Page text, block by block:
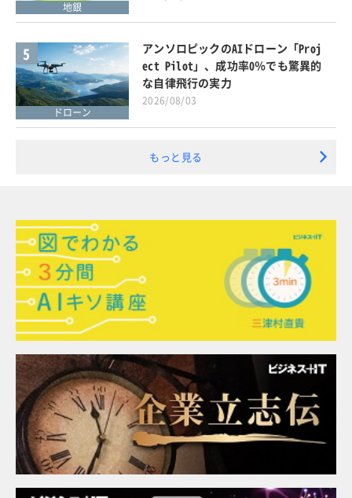
地銀
5
ドローン
アンソロピックのAIドローン「Proj
ect Pilot」、成功率0％でも驚異的
な自律飛行の実力
2026/08/03
もっと見る